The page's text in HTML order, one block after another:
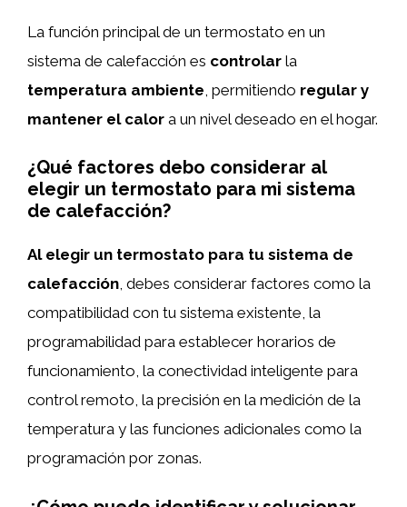
La función principal de un termostato en un
sistema de calefacción es controlar la
temperatura ambiente , permitiendo regular y
mantener el calor a un nivel deseado en el hogar.
¿Qué factores debo considerar al
elegir un termostato para mi sistema
de calefacción?
Al elegir un termostato para tu sistema de
calefacción, debes considerar factores como la
compatibilidad con tu sistema existente, la
programabilidad para establecer horarios de
funcionamiento, la conectividad inteligente para
control remoto, la precisión en la medición de la
temperatura y las funciones adicionales como la
programación por zonas.